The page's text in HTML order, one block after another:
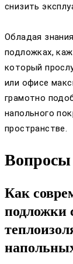
снизить
Обладая
подложках,
который
или офисе
грамотно
напольного
пространстве.
Как
подложки